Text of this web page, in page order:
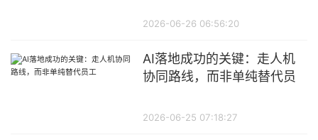
2026-06-26 06:56:20
AI落地成功的关键：走人机
协同路线，而非单纯替代员
2026-06-25 07:18:27